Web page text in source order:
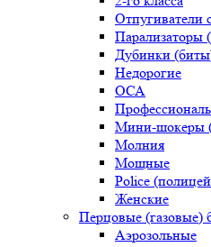
Отпугиватели
Парализаторы
Дубинки
Недорогие
ОСА
Мини-шокеры
Молния
Мощные
Police
Женские
Перцовые (газовые)
Аэрозольные